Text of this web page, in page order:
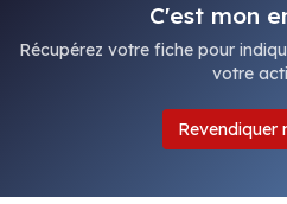
C'est mon
Récupérez votre fiche pour
votre
Revendiquer